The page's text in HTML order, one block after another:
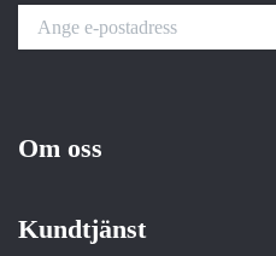
Om oss
Kundtjänst